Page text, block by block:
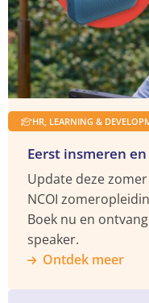
Eerst insmeren
HR, LEARNING &
Update deze
NCOI
Boek nu en
speaker.
Ontdek meer